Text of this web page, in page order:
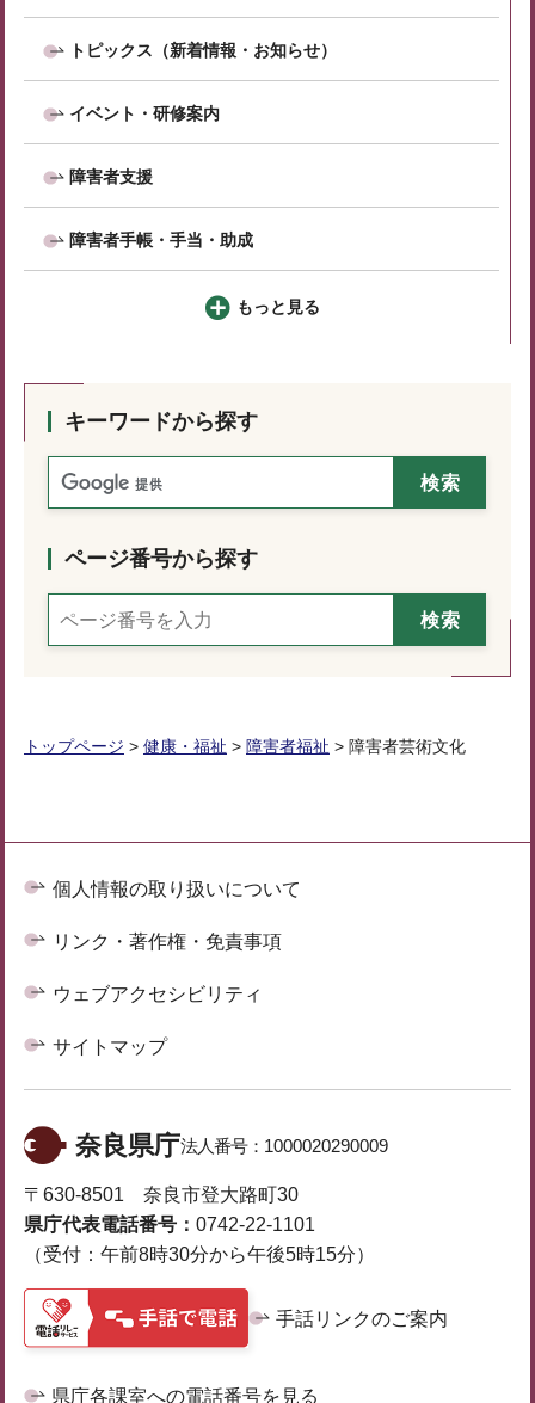
トピックス（新着情報・お知らせ）
イベント・研修案内
障害者支援
障害者手帳・手当・助成
もっと見る
キーワードから探す
ページ番号から探す
トップページ > 健康・福祉 > 障害者福祉 > 障害者芸術文化
個人情報の取り扱いについて
リンク・著作権・免責事項
ウェブアクセシビリティ
サイトマップ
奈良県庁法人番号： 1000020290009
〒630-8501 奈良市登大路町30
県庁代表電話番号： 0742-22-1101
（受付：午前8時30分から午後5時15分）
手話リンクのご案内
県庁各課室への電話番号を見る